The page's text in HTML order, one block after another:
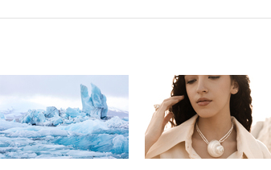
огня США и Ирана
при нападении в Чехии
вчера, 22:00Путин поручил
выделить средства на новые
РЛС для Белгородской
области